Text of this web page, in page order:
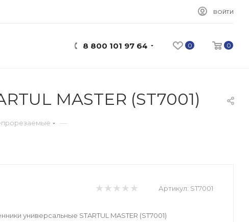
ВОЙТИ
0 0
8 800 101 97 64
MASTER (ST7001)
—
Артикул: ST7001
универсальные STARTUL MASTER (ST7001)